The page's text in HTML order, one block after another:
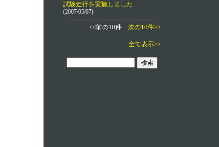
試験走行を実施しました
(2007/05/07)
<<前の10件 次の10件>>
全て表示>>